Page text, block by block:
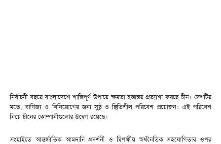
নির্বাচনী বছরে বাংলাদেশে শান্তিপূর্ণ উপায়ে ক্ষমতা হস্তান্তর প্রত্যাশা করছে চীন। দেশটির
মতে, বাণিজ্য ও বিনিয়োগের জন্য সুষ্ঠু ও স্থিতিশীল পরিবেশ প্রয়োজন। এই পরিবেশ
নিয়ে চীনের কোম্পানীগুলোর উদ্বেগ রয়েছে।
সংহাইতে আন্তর্জাতিক আমদানি প্রদর্শনী ও দ্বিপক্ষীয় অর্থনৈতিক সহযোগিতার ওপর